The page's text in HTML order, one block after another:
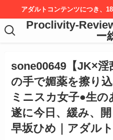
アダルトコンテンツにつき、
Proclivity-
ー
sone00649【JK×淫
の手で媚薬を擦り
ミニスカ女子●生
遂に今日、緩み、
早坂ひめ｜アダル